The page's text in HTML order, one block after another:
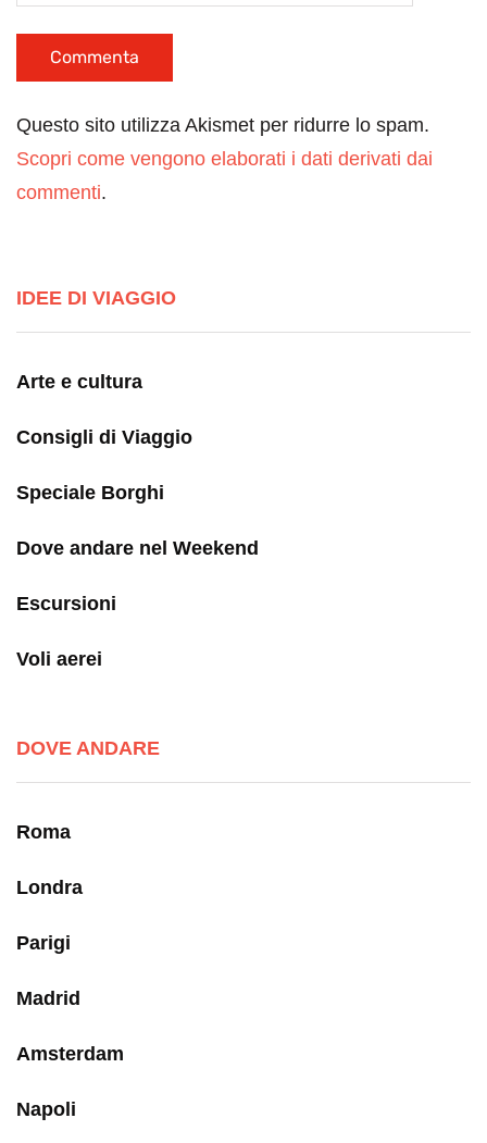
Questo sito utilizza Akismet per ridurre lo spam.
Scopri come vengono elaborati i dati derivati dai
commenti.
IDEE DI VIAGGIO
Arte e cultura
Consigli di Viaggio
Speciale Borghi
Dove andare nel Weekend
Escursioni
Voli aerei
DOVE ANDARE
Roma
Londra
Parigi
Madrid
Amsterdam
Napoli